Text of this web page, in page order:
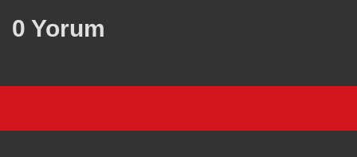
Reklam Oyuncusu
0 Yorum